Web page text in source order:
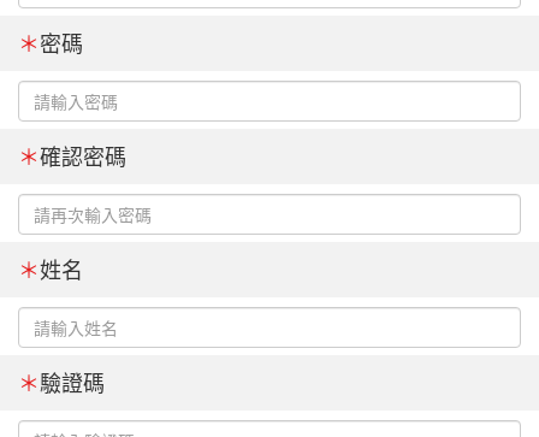
＊密碼
＊確認密碼
＊姓名
＊驗證碼